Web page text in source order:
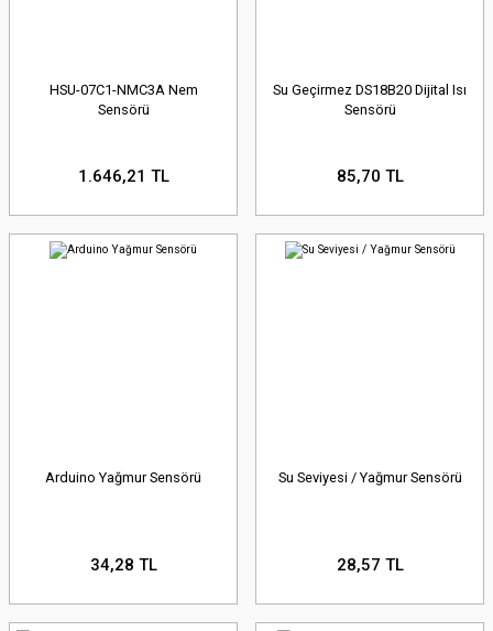
HSU-07C1-NMC3A Nem
Sensörü
1.646,21 TL
Su Geçirmez DS18B20 Dijital Isı
Sensörü
85,70 TL
Arduino Yağmur Sensörü
34,28 TL
Su Seviyesi / Yağmur Sensörü
28,57 TL